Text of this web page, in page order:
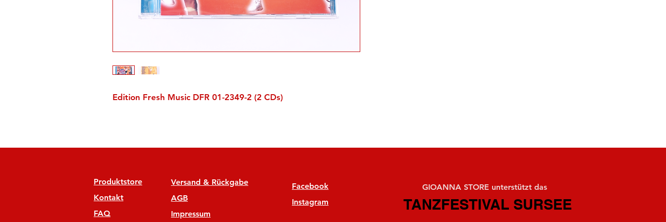
Edition Fresh Music DFR 01-2349-2 (2 CDs)
Produktstore
Kontakt
FAQ
Versand & Rückgabe
AGB
Impressum
Facebook
Instagram
GIOANNA STORE unterstützt das
TANZFESTIVAL SURSEE
TANZFESTIVAL SURSEE